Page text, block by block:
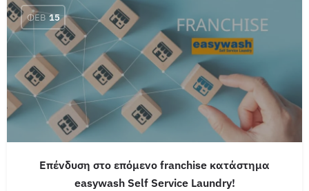
ΦΕΒ 15
Επένδυση στο επόμενο franchise κατάστημα
easywash Self Service Laundry!